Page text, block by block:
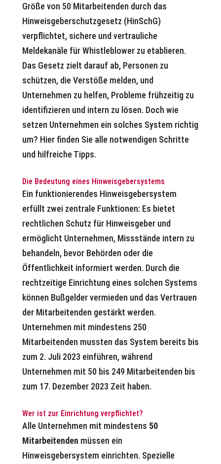
Größe von 50 Mitarbeitenden durch das
Hinweisgeberschutzgesetz (HinSchG)
verpflichtet, sichere und vertrauliche
Meldekanäle für Whistleblower zu etablieren.
Das Gesetz zielt darauf ab, Personen zu
schützen, die Verstöße melden, und
Unternehmen zu helfen, Probleme frühzeitig zu
identifizieren und intern zu lösen. Doch wie
setzen Unternehmen ein solches System richtig
um? Hier finden Sie alle notwendigen Schritte
und hilfreiche Tipps.
Die Bedeutung eines Hinweisgebersystems
Ein funktionierendes Hinweisgebersystem
erfüllt zwei zentrale Funktionen: Es bietet
rechtlichen Schutz für Hinweisgeber und
ermöglicht Unternehmen, Missstände intern zu
behandeln, bevor Behörden oder die
Öffentlichkeit informiert werden. Durch die
rechtzeitige Einrichtung eines solchen Systems
können Bußgelder vermieden und das Vertrauen
der Mitarbeitenden gestärkt werden.
Unternehmen mit mindestens 250
Mitarbeitenden mussten das System bereits bis
zum 2. Juli 2023 einführen, während
Unternehmen mit 50 bis 249 Mitarbeitenden bis
zum 17. Dezember 2023 Zeit haben.
Wer ist zur Einrichtung verpflichtet?
Alle Unternehmen mit mindestens 50
Mitarbeitenden müssen ein
Hinweisgebersystem einrichten. Spezielle